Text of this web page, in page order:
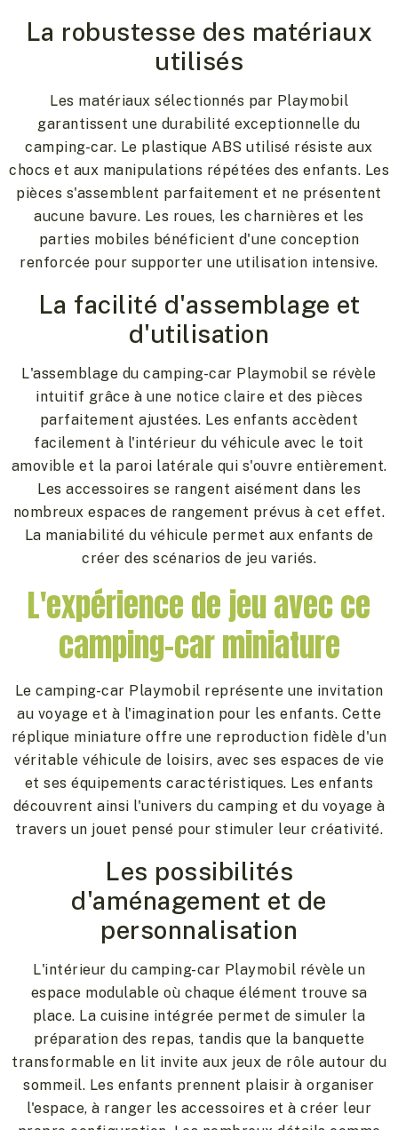
La robustesse des matériaux
utilisés
Les matériaux sélectionnés par Playmobil
garantissent une durabilité exceptionnelle du
camping-car. Le plastique ABS utilisé résiste aux
chocs et aux manipulations répétées des enfants. Les
pièces s'assemblent parfaitement et ne présentent
aucune bavure. Les roues, les charnières et les
parties mobiles bénéficient d'une conception
renforcée pour supporter une utilisation intensive.
La facilité d'assemblage et
d'utilisation
L'assemblage du camping-car Playmobil se révèle
intuitif grâce à une notice claire et des pièces
parfaitement ajustées. Les enfants accèdent
facilement à l'intérieur du véhicule avec le toit
amovible et la paroi latérale qui s'ouvre entièrement.
Les accessoires se rangent aisément dans les
nombreux espaces de rangement prévus à cet effet.
La maniabilité du véhicule permet aux enfants de
créer des scénarios de jeu variés.
L'expérience de jeu avec ce
camping-car miniature
Le camping-car Playmobil représente une invitation
au voyage et à l'imagination pour les enfants. Cette
réplique miniature offre une reproduction fidèle d'un
véritable véhicule de loisirs, avec ses espaces de vie
et ses équipements caractéristiques. Les enfants
découvrent ainsi l'univers du camping et du voyage à
travers un jouet pensé pour stimuler leur créativité.
Les possibilités
d'aménagement et de
personnalisation
L'intérieur du camping-car Playmobil révèle un
espace modulable où chaque élément trouve sa
place. La cuisine intégrée permet de simuler la
préparation des repas, tandis que la banquette
transformable en lit invite aux jeux de rôle autour du
sommeil. Les enfants prennent plaisir à organiser
l'espace, à ranger les accessoires et à créer leur